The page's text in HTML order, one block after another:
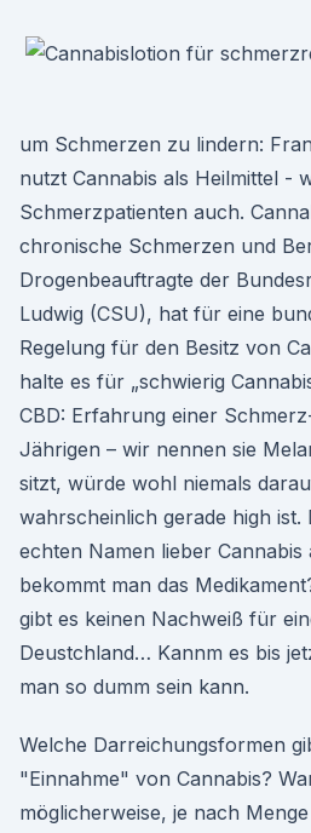
um Schmerzen zu lindern:
nutzt Cannabis als Heilmittel -
Schmerzpatienten auch.
chronische Schmerzen und
Drogenbeauftragte der
Ludwig (CSU), hat für eine
Regelung für den Besitz von
halte es für „schwierig
CBD: Erfahrung einer
Jährigen – wir nennen sie
sitzt, würde wohl niemals
wahrscheinlich gerade high ist.
echten Namen lieber Cannabis
bekommt man das
gibt es keinen Nachweiß für
Deustchland… Kannm es bis
man so dumm sein kann.
Welche Darreichungsformen
"Einnahme" von Cannabis?
möglicherweise, je nach